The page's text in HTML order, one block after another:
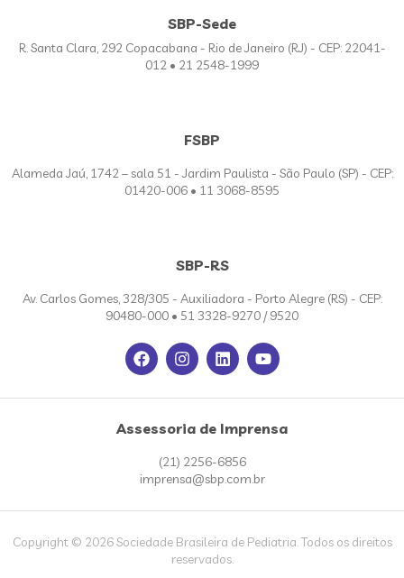
SBP-Sede
R. Santa Clara, 292 Copacabana - Rio de Janeiro (RJ) - CEP: 22041-
012 • 21 2548-1999
FSBP
Alameda Jaú, 1742 – sala 51 - Jardim Paulista - São Paulo (SP) - CEP:
01420-006 • 11 3068-8595
SBP-RS
Av. Carlos Gomes, 328/305 - Auxiliadora - Porto Alegre (RS) - CEP:
90480-000 • 51 3328-9270 / 9520
Assessoria de Imprensa
(21) 2256-6856
imprensa@sbp.com.br
Copyright © 2026 Sociedade Brasileira de Pediatria. Todos os direitos
reservados.